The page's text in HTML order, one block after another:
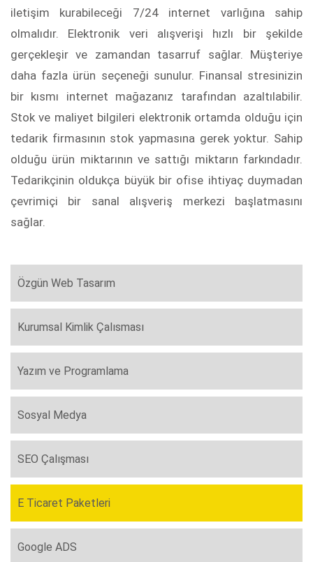
iletişim kurabileceği 7/24 internet varlığına sahip
olmalıdır. Elektronik veri alışverişi hızlı bir şekilde
gerçekleşir ve zamandan tasarruf sağlar. Müşteriye
daha fazla ürün seçeneği sunulur. Finansal stresinizin
bir kısmı internet mağazanız tarafından azaltılabilir.
Stok ve maliyet bilgileri elektronik ortamda olduğu için
tedarik firmasının stok yapmasına gerek yoktur. Sahip
olduğu ürün miktarının ve sattığı miktarın farkındadır.
Tedarikçinin oldukça büyük bir ofise ihtiyaç duymadan
çevrimiçi bir sanal alışveriş merkezi başlatmasını
sağlar.
Özgün Web Tasarım
Kurumsal Kimlik Çalısması
Yazım ve Programlama
Sosyal Medya
SEO Çalışması
E Ticaret Paketleri
Google ADS